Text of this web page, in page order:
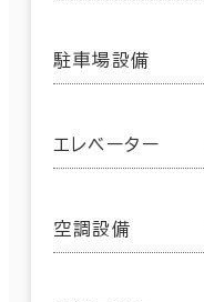
駐車場設備
エレベーター
空調設備